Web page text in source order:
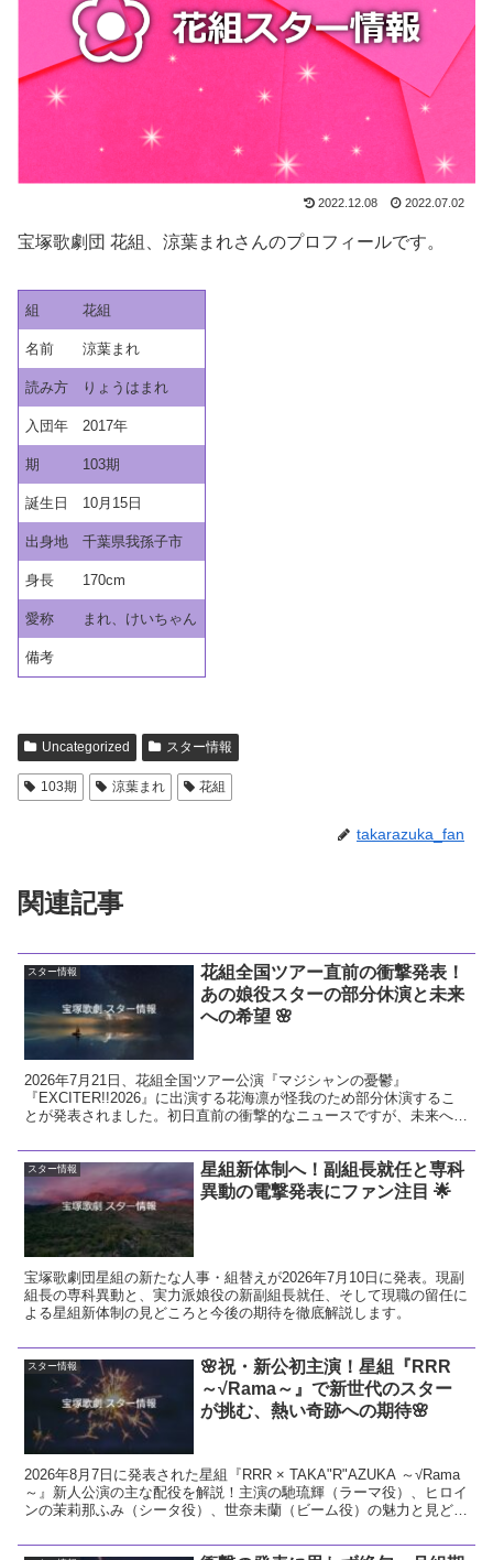
2022.12.08 2022.07.02
宝塚歌劇団 花組、涼葉まれさんのプロフィールです。
組 花組
名前 涼葉まれ
読み方 りょうはまれ
入団年 2017年
期 103期
誕生日 10月15日
出身地 千葉県我孫子市
身長 170cm
愛称 まれ、けいちゃん
備考
Uncategorized スター情報
103期 涼葉まれ 花組
takarazuka_fan
関連記事
スター情報
花組全国ツアー直前の衝撃発表！
あの娘役スターの部分休演と未来
への希望 🌸
2026年7月21日、花組全国ツアー公演『マジシャンの憂鬱』
『EXCITER!!2026』に出演する花海凛が怪我のため部分休演するこ
とが発表されました。初日直前の衝撃的なニュースですが、未来への
送ります。
スター情報
星組新体制へ！副組長就任と専科
異動の電撃発表にファン注目 🌟
宝塚歌劇団星組の新たな人事・組替えが2026年7月10日に発表。現副
組長の専科異動と、実力派娘役の新副組長就任、そして現職の留任に
よる星組新体制の見どころと今後の期待を徹底解説します。
スター情報
🌸祝・新公初主演！星組『RRR
～√Rama～』で新世代のスター
が挑む、熱い奇跡への期待🌸
2026年8月7日に発表された星組『RRR × TAKA"R"AZUKA ～√Rama
～』新人公演の主な配役を解説！主演の馳琉輝（ラーマ役）、ヒロイ
ンの茉莉那ふみ（シータ役）、世奈未蘭（ビーム役）の魅力と見どこ